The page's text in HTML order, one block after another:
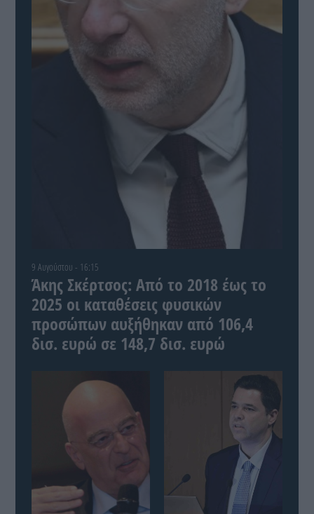
9 Αυγούστου - 16:15
Άκης Σκέρτσος: Από το 2018 έως το
2025 οι καταθέσεις φυσικών
προσώπων αυξήθηκαν από 106,4
δισ. ευρώ σε 148,7 δισ. ευρώ